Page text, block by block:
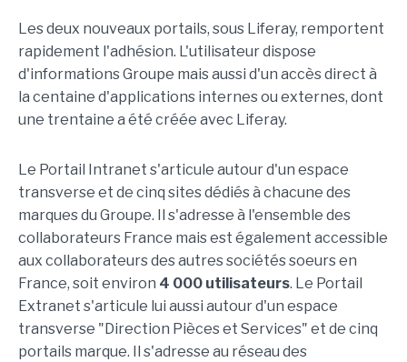
Les deux nouveaux portails, sous Liferay, remportent
rapidement l'adhésion. L'utilisateur dispose
d'informations Groupe mais aussi d'un accès direct à
la centaine d'applications internes ou externes, dont
une trentaine a été créée avec Liferay.
Le Portail Intranet s'articule autour d'un espace
transverse et de cinq sites dédiés à chacune des
marques du Groupe. Il s'adresse à l'ensemble des
collaborateurs France mais est également accessible
aux collaborateurs des autres sociétés soeurs en
France, soit environ 4 000 utilisateurs. Le Portail
Extranet s'articule lui aussi autour d'un espace
transverse "Direction Pièces et Services" et de cinq
portails marque. Il s'adresse au réseau des